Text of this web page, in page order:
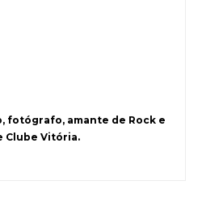
fotógrafo, amante de Rock e
Clube Vitória.